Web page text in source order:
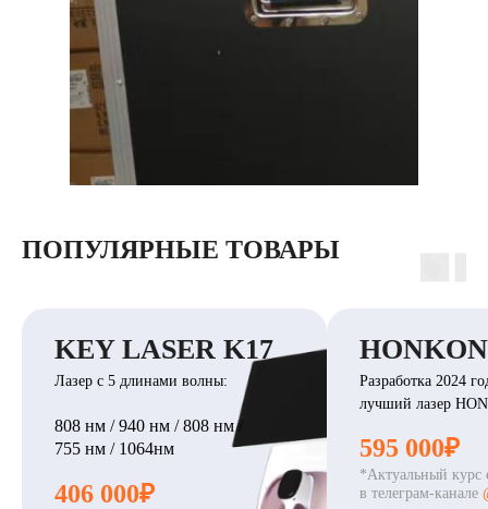
ПОПУЛЯРНЫЕ ТОВАРЫ
KEY LASER K17
Лазер с 5 длинами волны:
808 нм / 940 нм / 808 нм /
755 нм / 1064нм
406 000₽
HONKON
Разработка 2024
лучший лазер
595 000₽
*Актуальный курс
в телеграм-канале